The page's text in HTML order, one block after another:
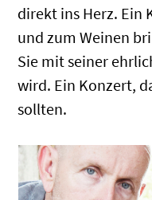
direkt ins Herz. Ein
und zum Weinen
Sie mit seiner
wird. Ein Konzert,
sollten.